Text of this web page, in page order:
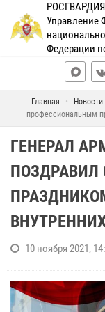
РОСГВАРДИЯ
Управление
Федерации
Главная Новости
профессиональным
ГЕНЕРАЛ
10 ноября 2021,